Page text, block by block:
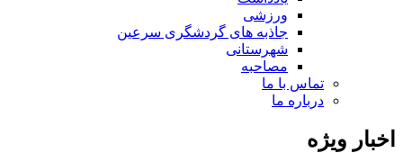
ورزشی
جاذبه های گردشگری سرعین
شهرستانی
مصاحبه
تماس با ما
درباره ما
اخبار ویژه